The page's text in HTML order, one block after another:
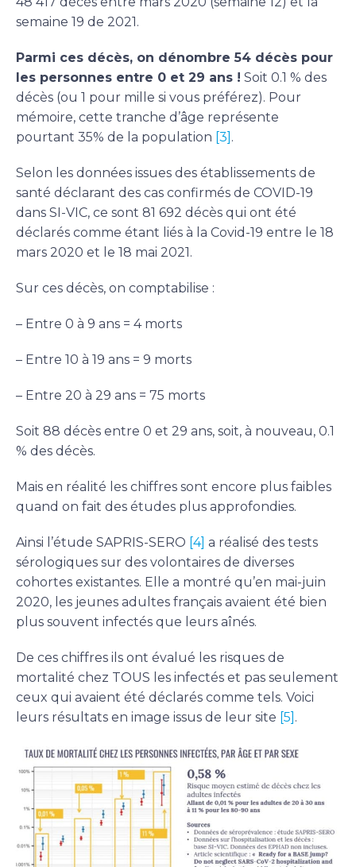
semaine 19 de 2021.
Parmi ces décès, on dénombre 54 décès pour
les personnes entre 0 et 29 ans ! Soit 0.1 % des
décès (ou 1 pour mille si vous préférez). Pour
mémoire, cette tranche d’âge représente
pourtant 35% de la population [3] .
Selon les données issues des établissements de
santé déclarant des cas confirmés de COVID-19
dans SI-VIC, ce sont 81 692 décès qui ont été
déclarés comme étant liés à la Covid-19 entre le 18
mars 2020 et le 18 mai 2021.
Sur ces décès, on comptabilise :
– Entre 0 à 9 ans = 4 morts
– Entre 10 à 19 ans = 9 morts
– Entre 20 à 29 ans = 75 morts
Soit 88 décès entre 0 et 29 ans, soit, à nouveau, 0.1
% des décès.
Mais en réalité les chiffres sont encore plus faibles
quand on fait des études plus approfondies.
Ainsi l’étude SAPRIS-SERO [4] a réalisé des tests
sérologiques sur des volontaires de diverses
cohortes existantes. Elle a montré qu’en mai-juin
2020, les jeunes adultes français avaient été bien
plus souvent infectés que leurs aînés.
De ces chiffres ils ont évalué les risques de
mortalité chez TOUS les infectés et pas seulement
ceux qui avaient été déclarés comme tels. Voici
leurs résultats en image issus de leur site [5] .